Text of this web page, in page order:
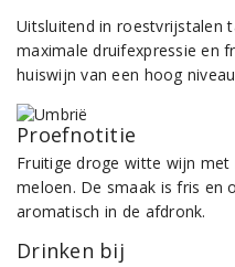
Uitsluitend in roestvrijstalen
maximale druifexpressie en
huiswijn van een hoog
Proefnotitie
Fruitige droge witte wijn
meloen. De smaak is fris en
aromatisch in de afdronk.
Drinken bij